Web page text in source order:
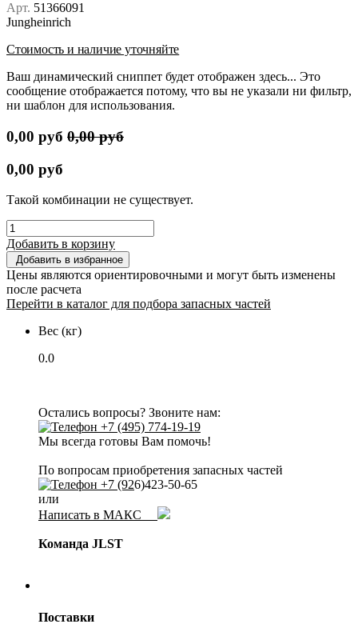
Арт. 51366091
Jungheinrich
Стоимость и наличие уточняйте
Ваш динамический сниппет будет отображен здесь... Это
сообщение отображается потому, что вы не указали ни фильтр,
ни шаблон для использования.
0,00 руб 0,00руб
0,00 руб
Такой комбинации не существует.
Добавить в корзину
Добавить в избранное
Цены являются ориентировочными и могут быть изменены
после расчета
Перейти в каталог для подбора запасных частей
Вес (кг)
0.0
Остались вопросы? Звоните нам:
+7 (495) 774-19-19
Мы всегда готовы Вам помочь!
По вопросам приобретения запасных частей
+7 (926)423-50-65
или
Написать в МАКС
Команда JLST
Поставки